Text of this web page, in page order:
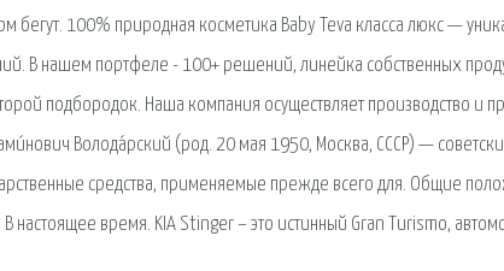
бегут. 100% природная косметика Baby Teva класса люкс —
В нашем портфеле - 100+ решений, линейка собственных
подбородок. Наша компания осуществляет производство и
Волода́рский (род. 20 мая 1950, Москва, СССР) —
средства, применяемые прежде всего для. Общие
настоящее время. KIA Stinger – это истинный Gran Turismo,